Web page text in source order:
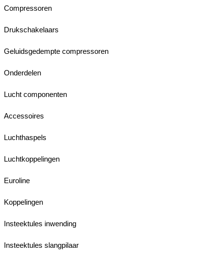
Compressoren
Drukschakelaars
Geluidsgedempte compressoren
Onderdelen
Lucht componenten
Accessoires
Luchthaspels
Luchtkoppelingen
Euroline
Koppelingen
Insteektules inwending
Insteektules slangpilaar